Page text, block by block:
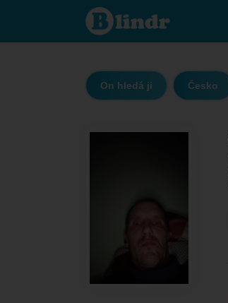
pavel.cigler123@gmail.com
- On hledá ji Středočeský
kraj - Votice
On hledá ji Česko